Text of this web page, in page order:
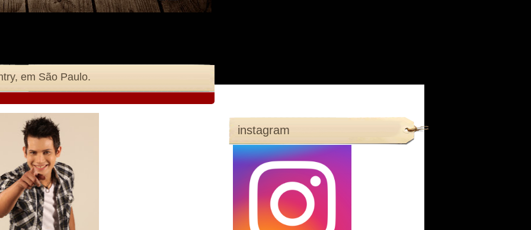
em São Paulo.
instagram